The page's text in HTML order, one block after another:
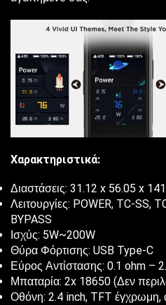
Χαρακτηριστικά:
Διαστάσεις: 31.12 x 56.05 x
Λειτουργίες: POWER, TC-SS,
BYPASS
Ισχύς: 5W~200W
Θύρα Φόρτισης: USB Type-C
Εύρος Αντίστασης: 0.1 ohm –
Μπαταρία: 2x 18650 (Δεν
Οθόνη: 2.4 inch, TFT έγχρωμη,